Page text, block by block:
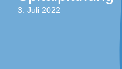
3. Juli 2022